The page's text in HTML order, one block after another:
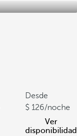
Desde
126/noche
Ver
disponibilidad